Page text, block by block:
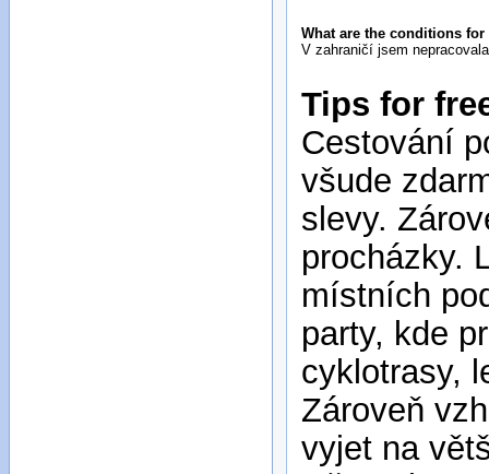
What are the conditions
V zahraničí jsem
Tips for
Cestování
všude
slevy.
procházky.
místních
party, kde
cyklotrasy,
Zároveň
vyjet na